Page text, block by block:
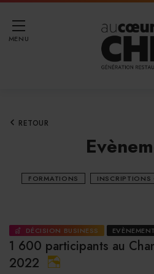
MENU
RETOUR
FORMATIONS INSCRIPTIONS
DÉCISION BUSINESS
1 600 participants au
2022